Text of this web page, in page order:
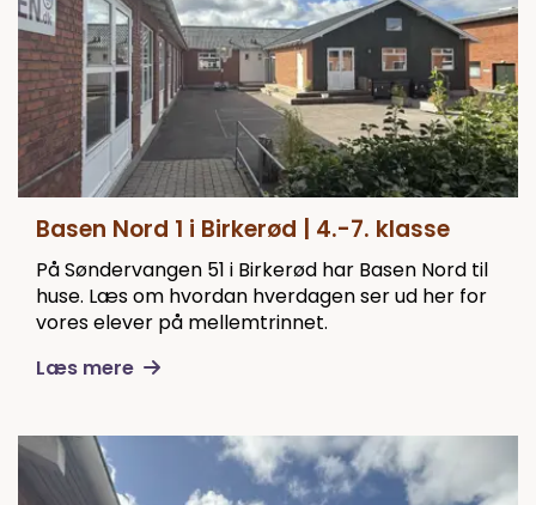
Basen Nord 1 i Birkerød | 4.-7. klasse
På Søndervangen 51 i Birkerød har Basen Nord til
huse. Læs om hvordan hverdagen ser ud her for
vores elever på mellemtrinnet.
Læs mere